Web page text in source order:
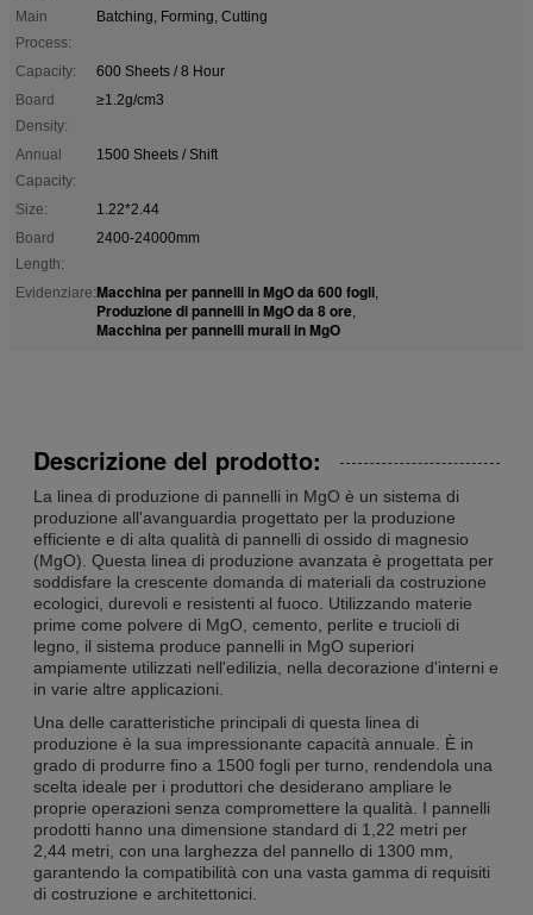
Main
Process:
Batching, Forming, Cutting
Capacity:
600 Sheets / 8 Hour
Board
Density:
≥1.2g/cm3
Annual
Capacity:
1500 Sheets / Shift
Size:
1.22*2.44
Board
Length:
2400-24000mm
Evidenziare:Macchina per pannelli in MgO da 600 fogli,
Produzione di pannelli in MgO da 8 ore,
Macchina per pannelli murali in MgO
Descrizione del prodotto:
La linea di produzione di pannelli in MgO è un sistema di
produzione all'avanguardia progettato per la produzione
efficiente e di alta qualità di pannelli di ossido di magnesio
(MgO). Questa linea di produzione avanzata è progettata per
soddisfare la crescente domanda di materiali da costruzione
ecologici, durevoli e resistenti al fuoco. Utilizzando materie
prime come polvere di MgO, cemento, perlite e trucioli di
legno, il sistema produce pannelli in MgO superiori
ampiamente utilizzati nell'edilizia, nella decorazione d'interni e
in varie altre applicazioni.
Una delle caratteristiche principali di questa linea di
produzione è la sua impressionante capacità annuale. È in
grado di produrre fino a 1500 fogli per turno, rendendola una
scelta ideale per i produttori che desiderano ampliare le
proprie operazioni senza compromettere la qualità. I pannelli
prodotti hanno una dimensione standard di 1,22 metri per
2,44 metri, con una larghezza del pannello di 1300 mm,
garantendo la compatibilità con una vasta gamma di requisiti
di costruzione e architettonici.